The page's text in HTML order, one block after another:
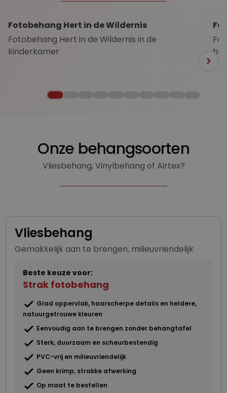
Fotobehang Hert in de Wildernis
Fotobehang Hert in de Wildernis in de
kinderkamer
Onze behangsoorten
Vliesbehang, Vinylbehang of Airtex?
Vliesbehang
Gemakkelijk aan te brengen, milieuvriendelijk
Beste keuze voor:
Strak fotobehang
Glad oppervlak, haarscherpe details en heldere,
natuurgetrouwe kleuren
Eenvoudig aan te brengen zonder behangtafel
Sterk, duurzaam en scheurbestendig
PVC-vrij en milieuvriendelijk
Geen krimp, strakke afwerking
Op maat te bestellen